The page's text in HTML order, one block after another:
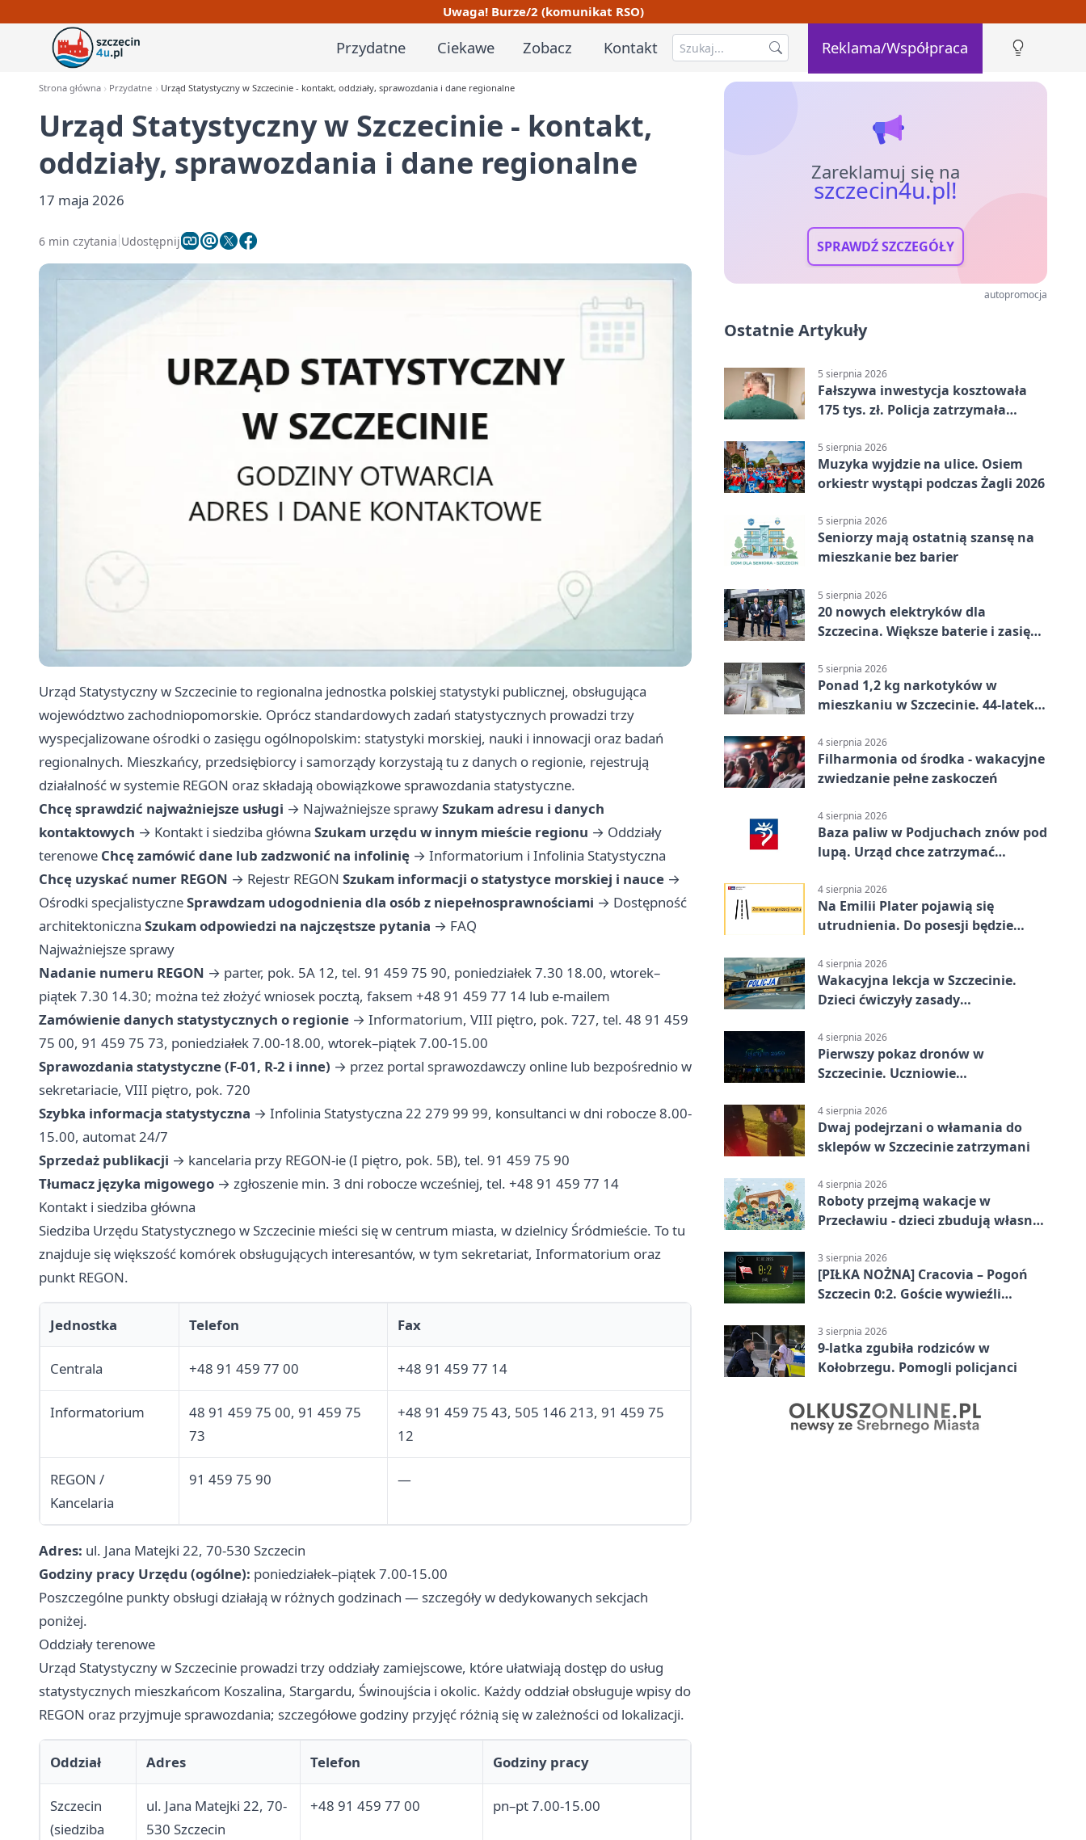
Uwaga! Burze/2 (komunikat RSO)
Przydatne Ciekawe Zobacz Kontakt Reklama/Współpraca
Strona główna Przydatne Urząd Statystyczny w Szczecinie - kontakt, oddziały, sprawozdania i dane regionalne
Urząd Statystyczny w Szczecinie - kontakt,
oddziały, sprawozdania i dane regionalne
17 maja 2026
6 min czytania Udostępnij
Urząd Statystyczny w Szczecinie to regionalna jednostka polskiej statystyki publicznej, obsługująca
województwo zachodniopomorskie. Oprócz standardowych zadań statystycznych prowadzi trzy
wyspecjalizowane ośrodki o zasięgu ogólnopolskim: statystyki morskiej, nauki i innowacji oraz badań
regionalnych. Mieszkańcy, przedsiębiorcy i samorządy korzystają tu z danych o regionie, rejestrują
działalność w systemie REGON oraz składają obowiązkowe sprawozdania statystyczne.
Chcę sprawdzić najważniejsze usługi → Najważniejsze sprawySzukam adresu i danych
kontaktowych → Kontakt i siedziba główna Szukam urzędu w innym mieście regionu → Oddziały
terenowe Chcę zamówić dane lub zadzwonić na infolinię → Informatorium i Infolinia Statystyczna
Chcę uzyskać numer REGON → Rejestr REGON Szukam informacji o statystyce morskiej i nauce →
Ośrodki specjalistyczneSprawdzam udogodnienia dla osób z niepełnosprawnościami → Dostępność
architektoniczna Szukam odpowiedzi na najczęstsze pytania → FAQ
Najważniejsze sprawy
Nadanie numeru REGON → parter, pok. 5A 12, tel. 91 459 75 90, poniedziałek 7.30 18.00, wtorek–
piątek 7.30 14.30; można też złożyć wniosek pocztą, faksem +48 91 459 77 14 lub e-mailem
Zamówienie danych statystycznych o regionie → Informatorium, VIII piętro, pok. 727, tel. 48 91 459
75 00, 91 459 75 73, poniedziałek 7.00-18.00, wtorek–piątek 7.00-15.00
Sprawozdania statystyczne (F-01, R-2 i inne) → przez portal sprawozdawczy online lub bezpośrednio w
sekretariacie, VIII piętro, pok. 720
Szybka informacja statystyczna → Infolinia Statystyczna 22 279 99 99, konsultanci w dni robocze 8.00-
15.00, automat 24/7
Sprzedaż publikacji → kancelaria przy REGON-ie (I piętro, pok. 5B), tel. 91 459 75 90
Tłumacz języka migowego → zgłoszenie min. 3 dni robocze wcześniej, tel. +48 91 459 77 14
Kontakt i siedziba główna
Siedziba Urzędu Statystycznego w Szczecinie mieści się w centrum miasta, w dzielnicy Śródmieście. To tu
znajduje się większość komórek obsługujących interesantów, w tym sekretariat, Informatorium oraz
punkt REGON.
Jednostka Telefon Fax
Centrala +48 91 459 77 00 +48 91 459 77 14
Informatorium
48 91 459 75 00, 91 459 75
73
+48 91 459 75 43, 505 146 213, 91 459 75
12
REGON /
Kancelaria
91 459 75 90 —
Adres: ul. Jana Matejki 22, 70-530 Szczecin
Godziny pracy Urzędu (ogólne): poniedziałek–piątek 7.00-15.00
Poszczególne punkty obsługi działają w różnych godzinach — szczegóły w dedykowanych sekcjach
poniżej.
Oddziały terenowe
Urząd Statystyczny w Szczecinie prowadzi trzy oddziały zamiejscowe, które ułatwiają dostęp do usług
statystycznych mieszkańcom Koszalina, Stargardu, Świnoujścia i okolic. Każdy oddział obsługuje wpisy do
REGON oraz przyjmuje sprawozdania; szczegółowe godziny przyjęć różnią się w zależności od lokalizacji.
Oddział Adres Telefon Godziny pracy
Szczecin
(siedziba
ul. Jana Matejki 22, 70-
530 Szczecin
+48 91 459 77 00 pn–pt 7.00-15.00
Zareklamuj się na
szczecin4u.pl!
SPRAWDŹ SZCZEGÓŁY
autopromocja
Ostatnie Artykuły
5 sierpnia 2026
Fałszywa inwestycja kosztowała
175 tys. zł. Policja zatrzymała
5 sierpnia 2026
Muzyka wyjdzie na ulice. Osiem
orkiestr wystąpi podczas Żagli 2026
5 sierpnia 2026
Seniorzy mają ostatnią szansę na
mieszkanie bez barier
5 sierpnia 2026
20 nowych elektryków dla
Szczecina. Większe baterie i zasięg
5 sierpnia 2026
Ponad 1,2 kg narkotyków w
mieszkaniu w Szczecinie. 44-latek
4 sierpnia 2026
Filharmonia od środka - wakacyjne
zwiedzanie pełne zaskoczeń
4 sierpnia 2026
Baza paliw w Podjuchach znów pod
lupą. Urząd chce zatrzymać
4 sierpnia 2026
Na Emilii Plater pojawią się
utrudnienia. Do posesji będzie
4 sierpnia 2026
Wakacyjna lekcja w Szczecinie.
Dzieci ćwiczyły zasady
4 sierpnia 2026
Pierwszy pokaz dronów w
Szczecinie. Uczniowie
4 sierpnia 2026
Dwaj podejrzani o włamania do
sklepów w Szczecinie zatrzymani
4 sierpnia 2026
Roboty przejmą wakacje w
Przecławiu - dzieci zbudują własne
3 sierpnia 2026
[PIŁKA NOŻNA] Cracovia – Pogoń
Szczecin 0:2. Goście wywieźli
Ekstraklasy
3 sierpnia 2026
9-latka zgubiła rodziców w
Kołobrzegu. Pomogli policjanci